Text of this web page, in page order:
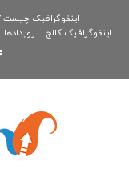
اینفوگرافیک چیست
اینفوگرافیک کالج
رویدادها